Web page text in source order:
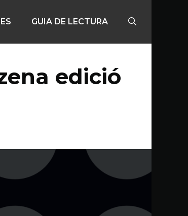
GUIA DE LECTURA
edició